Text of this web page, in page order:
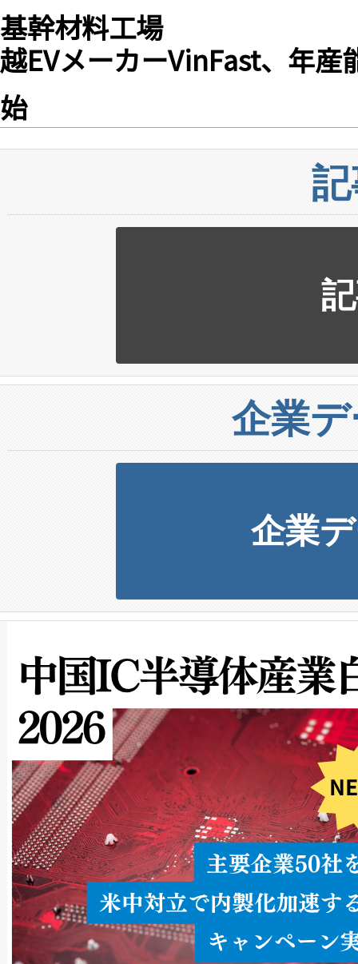
基幹材料工場
越EVメーカーVinFast、年
始
企業
企業